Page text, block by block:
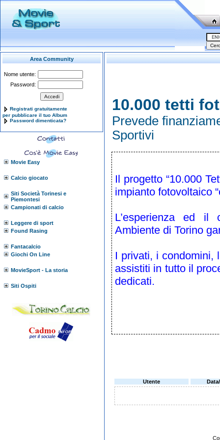
Area Community
Nome utente:
Password:
Registrati gratuitamente
per pubblicare il tuo Album
Password dimenticata?
Movie Easy
Calcio giocato
Siti Società Torinesi e
Piemontesi
Campionati di calcio
Leggere di sport
Found Rasing
Fantacalcio
Giochi On Line
MovieSport - La storia
Siti Ospiti
10.000 tetti
Prevede
Sportivi
Il progetto “10.000
impianto fotovoltaico
L’esperienza ed il
Ambiente di Torino
I privati, i condomini,
assistiti in tutto il
dedicati.
Utente